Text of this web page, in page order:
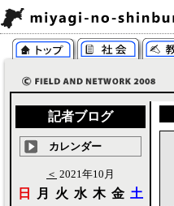
記者ブログ
カレンダー
＜ 2021年10月
日 月 火 水 木 金 土